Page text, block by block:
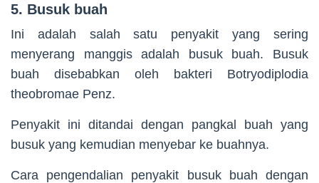
5. Busuk buah
Ini adalah salah satu penyakit yang sering
menyerang manggis adalah busuk buah. Busuk
buah disebabkan oleh bakteri Botryodiplodia
theobromae Penz.
Penyakit ini ditandai dengan pangkal buah yang
busuk yang kemudian menyebar ke buahnya.
Cara pengendalian penyakit busuk buah dengan